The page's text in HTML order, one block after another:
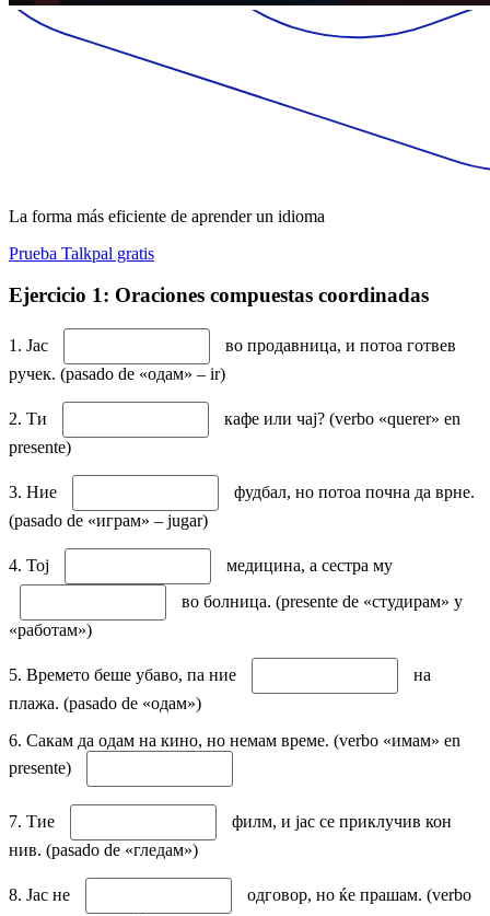
La forma más eficiente de aprender un idioma
Prueba Talkpal gratis
Ejercicio 1: Oraciones compuestas coordinadas
1. Јас
во продавница, и потоа готвев
ручек. (pasado de «одам» – ir)
2. Ти
кафе или чај? (verbo «querer» en
presente)
3. Ние
фудбал, но потоа почна да врне.
(pasado de «играм» – jugar)
4. Тој
медицина, а сестра му
во болница. (presente de «студирам» y
«работам»)
5. Времето беше убаво, па ние
на
плажа. (pasado de «одам»)
6. Сакам да одам на кино, но немам време. (verbo «имам» en
presente)
7. Тие
филм, и јас се приклучив кон
нив. (pasado de «гледам»)
8. Јас не
одговор, но ќе прашам. (verbo